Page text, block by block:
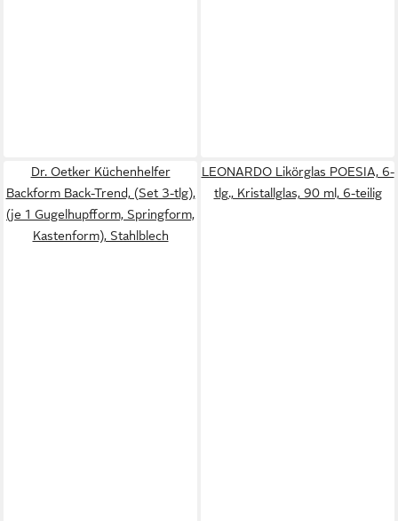
Dr. Oetker Küchenhelfer
Backform Back-Trend, (Set 3-tlg),
(je 1 Gugelhupfform, Springform,
Kastenform), Stahlblech
LEONARDO Likörglas POESIA, 6-
tlg., Kristallglas, 90 ml, 6-teilig